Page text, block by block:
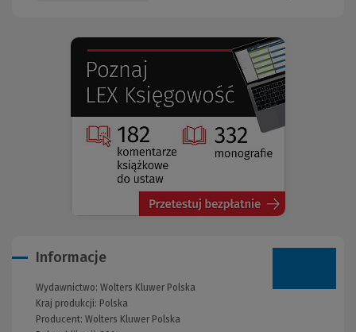
Informacje
Wydawnictwo: Wolters Kluwer Polska
Kraj produkcji: Polska
Producent: Wolters Kluwer Polska